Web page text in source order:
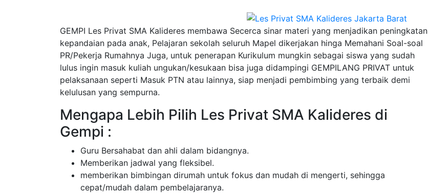
GEMPI Les Privat SMA Kalideres membawa Secerca sinar materi yang menjadikan peningkatan
kepandaian pada anak, Pelajaran sekolah seluruh Mapel dikerjakan hinga Memahani Soal-soal
PR/Pekerja Rumahnya Juga, untuk penerapan Kurikulum mungkin sebagai siswa yang sudah
lulus ingin masuk kuliah ungukan/kesukaan bisa juga didampingi GEMPILANG PRIVAT untuk
pelaksanaan seperti Masuk PTN atau lainnya, siap menjadi pembimbing yang terbaik demi
kelulusan yang sempurna.
Mengapa Lebih Pilih Les Privat SMA Kalideres di
Gempi :
Guru Bersahabat dan ahli dalam bidangnya.
Memberikan jadwal yang fleksibel.
memberikan bimbingan dirumah untuk fokus dan mudah di mengerti, sehingga
cepat/mudah dalam pembelajaranya.